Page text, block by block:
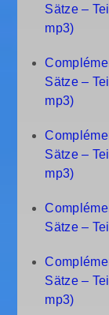
Sätze –
mp3)
Sätze –
mp3)
Sätze –
mp3)
Sätze –
Sätze –
mp3)